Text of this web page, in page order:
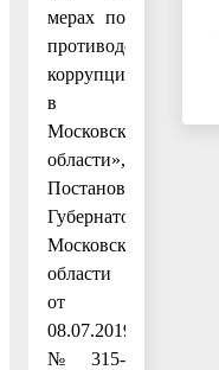
мерах по
противодействию
коррупции
в
Московской
области»,
Постановлением
Губернатора
Московской
области
от
08.07.2019
№ 315-